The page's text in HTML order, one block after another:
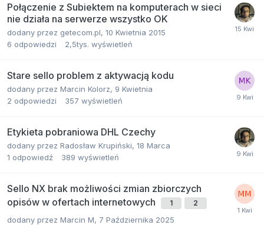
Połączenie z Subiektem na komputerach w sieci
nie działa na serwerze wszystko OK
dodany przez getecom.pl, 10 Kwietnia 2015
6 odpowiedzi 2,5tys. wyświetleń
Stare sello problem z aktywacją kodu
dodany przez Marcin Kolorz, 9 Kwietnia
2 odpowiedzi 357 wyświetleń
Etykieta pobraniowa DHL Czechy
dodany przez Radosław Krupiński, 18 Marca
1 odpowiedź 389 wyświetleń
Sello NX brak możliwości zmian zbiorczych
opisów w ofertach internetowych
1 2
dodany przez Marcin M, 7 Października 2025